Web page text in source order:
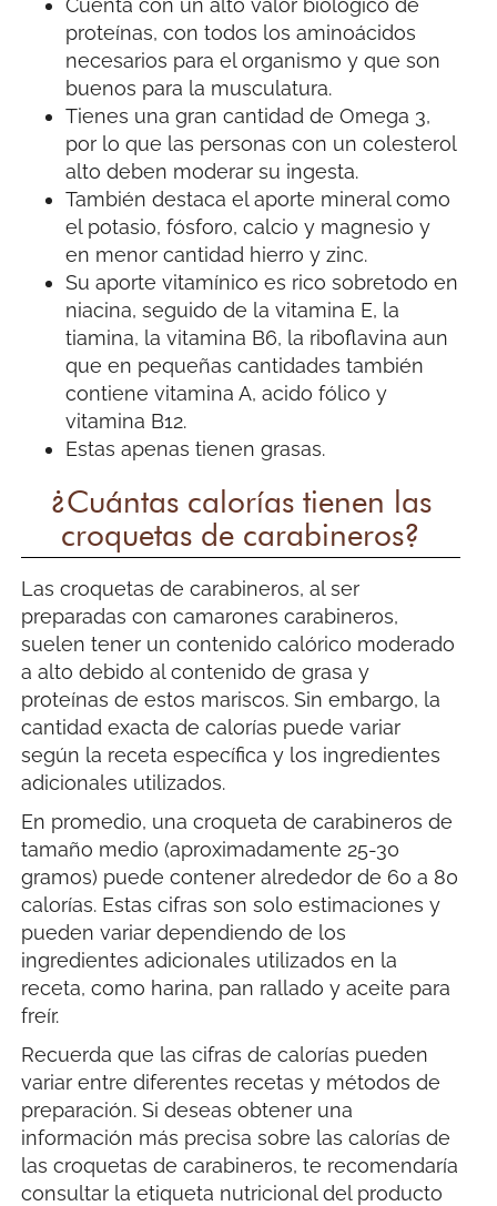
proteínas, con todos los aminoácidos
necesarios para el organismo y que son
buenos para la musculatura.
Tienes una gran cantidad de Omega 3,
por lo que las personas con un colesterol
alto deben moderar su ingesta.
También destaca el aporte mineral como
el potasio, fósforo, calcio y magnesio y
en menor cantidad hierro y zinc.
Su aporte vitamínico es rico sobretodo en
niacina, seguido de la vitamina E, la
tiamina, la vitamina B6, la riboflavina aun
que en pequeñas cantidades también
contiene vitamina A, acido fólico y
vitamina B12.
Estas apenas tienen grasas.
¿Cuántas calorías tienen las
croquetas de carabineros?
Las croquetas de carabineros, al ser
preparadas con camarones carabineros,
suelen tener un contenido calórico moderado
a alto debido al contenido de grasa y
proteínas de estos mariscos. Sin embargo, la
cantidad exacta de calorías puede variar
según la receta específica y los ingredientes
adicionales utilizados.
En promedio, una croqueta de carabineros de
tamaño medio (aproximadamente 25-30
gramos) puede contener alrededor de 60 a 80
calorías. Estas cifras son solo estimaciones y
pueden variar dependiendo de los
ingredientes adicionales utilizados en la
receta, como harina, pan rallado y aceite para
freír.
Recuerda que las cifras de calorías pueden
variar entre diferentes recetas y métodos de
preparación. Si deseas obtener una
información más precisa sobre las calorías de
las croquetas de carabineros, te recomendaría
consultar la etiqueta nutricional del producto